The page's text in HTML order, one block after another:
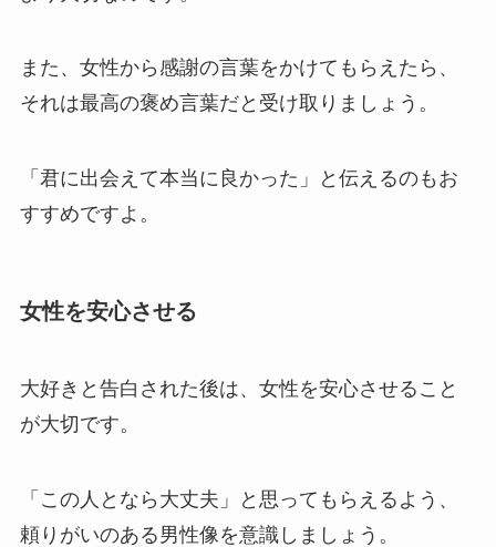
また、女性から感謝の言葉をかけてもらえたら、
それは最高の褒め言葉だと受け取りましょう。
「君に出会えて本当に良かった」と伝えるのもお
すすめですよ。
女性を安心させる
大好きと告白された後は、女性を安心させること
が大切です。
「この人となら大丈夫」と思ってもらえるよう、
頼りがいのある男性像を意識しましょう。